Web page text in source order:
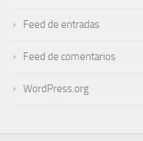
Feed de entradas
Feed de comentarios
WordPress.org